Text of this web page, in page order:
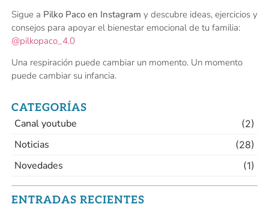
Sigue a Pilko Paco en Instagram y descubre ideas, ejercicios y
consejos para apoyar el bienestar emocional de tu familia:
@pilkopaco_4.0
Una respiración puede cambiar un momento. Un momento
puede cambiar su infancia.
CATEGORÍAS
Canal youtube (2)
Noticias (28)
Novedades (1)
ENTRADAS RECIENTES